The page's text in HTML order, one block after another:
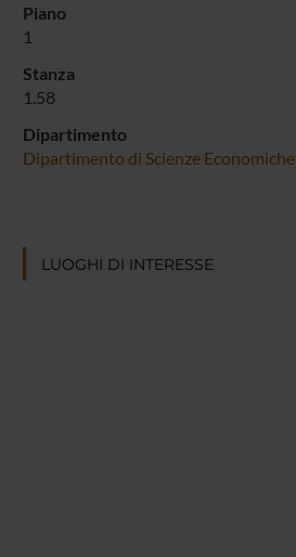
Piano
1
Stanza
1.58
Dipartimento
Dipartimento di Scienze Economiche
LUOGHI DI INTERESSE